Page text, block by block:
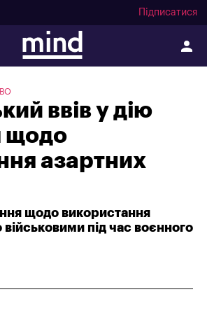
Підписатися
ввів у дію
щодо
азартних
щодо використання
під час воєнного